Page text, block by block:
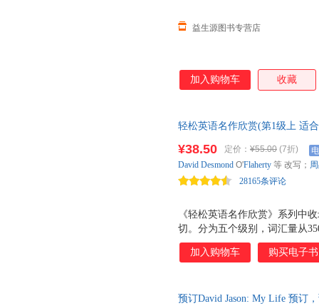
益生源图书专营店
加入购物车 收藏
轻松英语名作欣赏(第1级上 适
《轻松英语名作欣赏》系列中
切。分为五个级别，词汇量从
的“如何使用教材”、“如何提高
备”和“背景知识”模块，帮助
类读者而设计，每套书附赠
¥38.50 定价： ¥55.00 (7折)
28165条评论
David Desmond O'Flaherty 等 改写；
加入购物车 购买电子书
预订David Jason: My Life 预订